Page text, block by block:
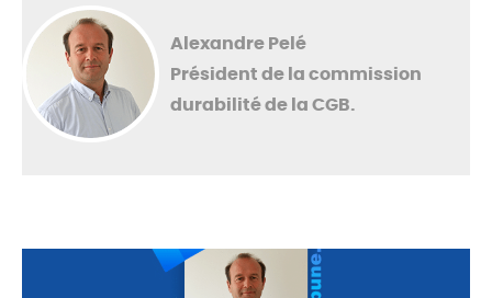
Alexandre Pelé
Président de la commission
durabilité de la CGB.